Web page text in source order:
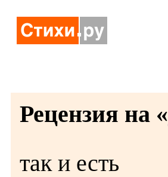
Рецензия на «
так и есть